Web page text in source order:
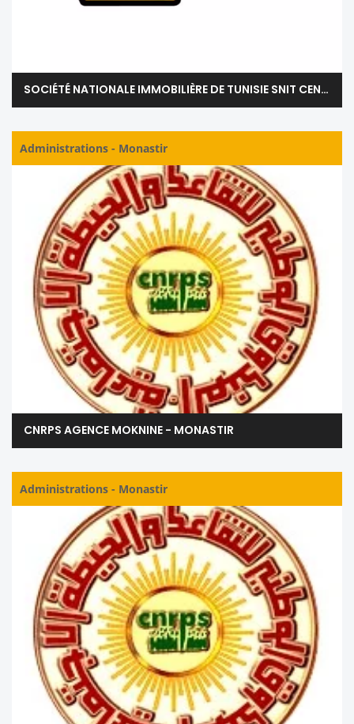
SOCIÉTÉ NATIONALE IMMOBILIÈRE DE TUNISIE SNIT CENTRE - MONASTIR
Administrations - Monastir
CNRPS AGENCE MOKNINE - MONASTIR
Administrations - Monastir